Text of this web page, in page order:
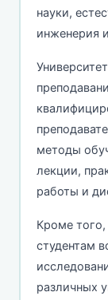
науки,
инженерия
методы
лекции,
работы и
Кроме того,
студентам
различных